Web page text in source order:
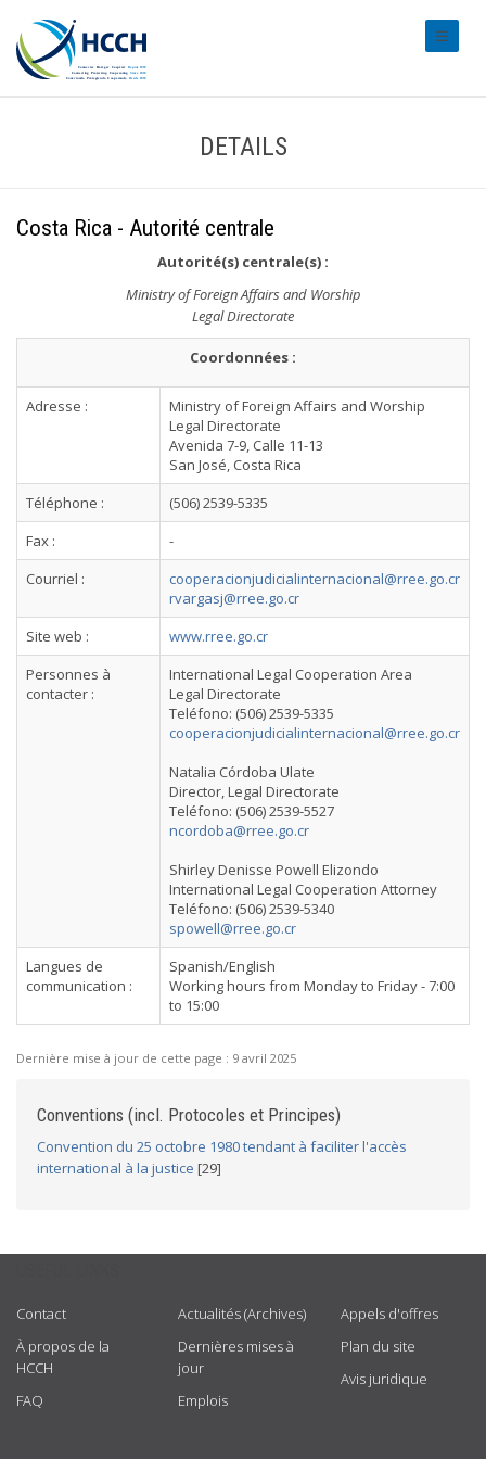
DETAILS
Costa Rica - Autorité centrale
Autorité(s) centrale(s) :
Ministry of Foreign Affairs and Worship
Legal Directorate
Coordonnées :
Adresse :
Ministry of Foreign Affairs and Worship
Legal Directorate
Avenida 7-9, Calle 11-13
San José, Costa Rica
Téléphone :
(506) 2539-5335
Fax :
-
Courriel :
cooperacionjudicialinternacional@rree.go.cr
rvargasj@rree.go.cr
Site web :
www.rree.go.cr
Personnes à
contacter :
International Legal Cooperation Area
Legal Directorate
Teléfono: (506) 2539-5335
cooperacionjudicialinternacional@rree.go.cr
Natalia Córdoba Ulate
Director, Legal Directorate
Teléfono: (506) 2539-5527
ncordoba@rree.go.cr
Shirley Denisse Powell Elizondo
International Legal Cooperation Attorney
Teléfono: (506) 2539-5340
spowell@rree.go.cr
Langues de
communication :
Spanish/English
Working hours from Monday to Friday - 7:00
to 15:00
Dernière mise à jour de cette page : 9 avril 2025
Conventions (incl. Protocoles et Principes)
Convention du 25 octobre 1980 tendant à faciliter l'accès
international à la justice [29]
Contact
À propos de la
HCCH
FAQ
Actualités (Archives)
Dernières mises à
jour
Emplois
Appels d'offres
Plan du site
Avis juridique